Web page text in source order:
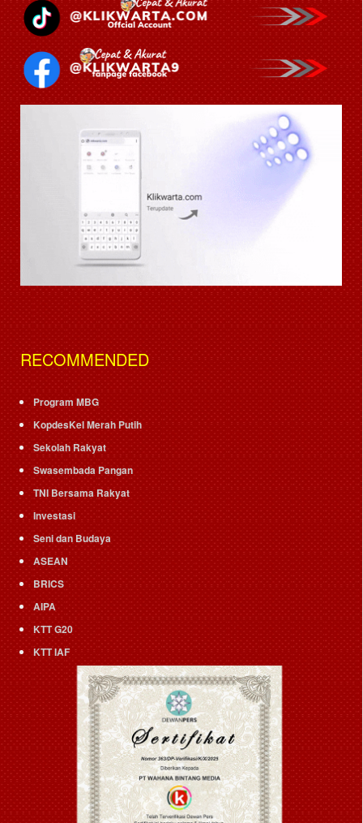
RECOMMENDED
Program MBG
KopdesKel Merah Putih
Sekolah Rakyat
Swasembada Pangan
TNI Bersama Rakyat
Investasi
Seni dan Budaya
ASEAN
BRICS
AIPA
KTT G20
KTT IAF